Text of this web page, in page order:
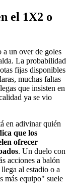
el 1X2 o
a un over de goles
La probabilidad
fijas disponibles
muchas faltas
que insisten en
ya se vio
en adivinar quién
que los
ofrecer
. Un duelo con
acciones a balón
al estadio o a
más equipo" suele